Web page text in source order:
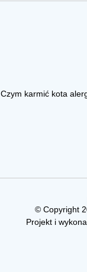
Czym karmić kota
© Copyright
Projekt i